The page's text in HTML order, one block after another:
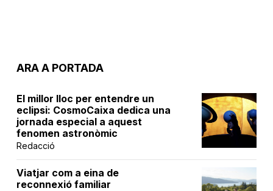
ARA A PORTADA
El millor lloc per entendre un
eclipsi: CosmoCaixa dedica una
jornada especial a aquest
fenomen astronòmic
Redacció
Viatjar com a eina de
reconnexió familiar